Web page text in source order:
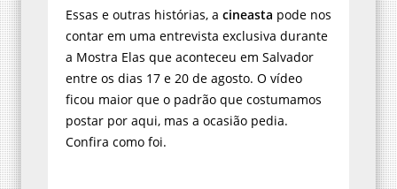
Essas e outras histórias, a cineasta pode nos
contar em uma entrevista exclusiva durante
a Mostra Elas que aconteceu em Salvador
entre os dias 17 e 20 de agosto. O vídeo
ficou maior que o padrão que costumamos
postar por aqui, mas a ocasião pedia.
Confira como foi.